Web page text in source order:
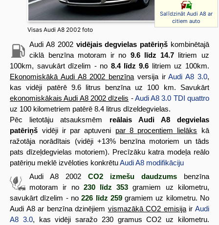
Visas Audi A8 2002 foto
Salīdzināt Audi A8 ar
citiem auto
Audi A8 2002 vidējais degvielas patēriņš kombinētajā
ciklā benzīna motoram ir no 9.6 līdz 14.7 litriem uz
100km, savukārt dīzelim - no 8.4 līdz 9.6 litriem uz 100km.
Ekonomiskākā Audi A8 2002 benzīnaversija irAudi A8 3.0,
kas vidēji patērē 9.6 litrus benzīna uz 100 km. Savukārt
ekonomiskākais Audi A8 2002 dīzelis -Audi A8 3.0 TDI quattro
uz 100 kilometriem patērē 8.4 litrus dīzeldegvielas.
Pēc lietotāju atsauksmēm reālais Audi A8 degvielas
patēriņš vidēji ir par aptuveni par 8 procentiem lielāks kā
ražotāja norādītais (vidēji +13% benzīna motoriem un tāds
pats dīzeļdegvielas motoriem). Precīzāku katra modeļa reālo
patēriņu meklē izvēloties konkrētuAudi A8 modifikāciju
Audi A8 2002 CO2 izmešu daudzumsbenzīna
motoram ir no 230 līdz 353 gramiem uz kilometru,
savukārt dīzelim - no226 līdz 259gramiem uz kilometru. No
Audi A8 ar benzīna dzinējiem vismazākā CO2 emisijair Audi
A8 3.0, kas vidēji saražo 230 gramus CO2 uz kilometru.